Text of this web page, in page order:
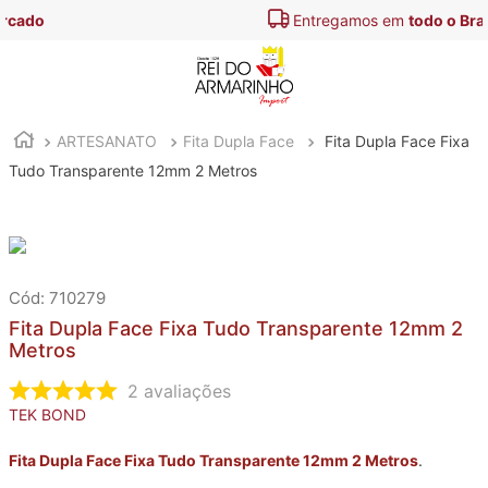
todo o Brasil
ARTESANATO Fita Dupla Face
Fita Dupla Face Fixa
Tudo Transparente 12mm 2 Metros
: 710279
Fita Dupla Face Fixa Tudo Transparente 12mm 2
Metros
2 avaliações
TEK BOND
Fita Dupla Face Fixa Tudo Transparente 12mm 2 Metros.